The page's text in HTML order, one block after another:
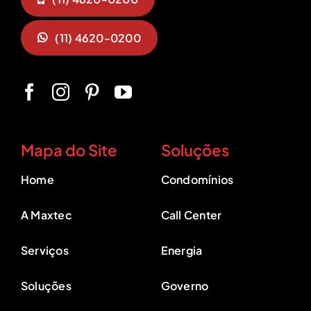
(11) 4620-0200
Mapa do Site
Home
A Maxtec
Serviços
Soluções
Soluções
Condomínios
Call Center
Energia
Governo